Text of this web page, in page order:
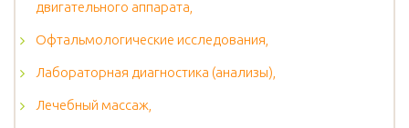
двигательного аппарата,
Офтальмологические исследования,
Лабораторная диагностика (анализы),
Лечебный массаж,